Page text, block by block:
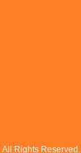
Rights Reserved.